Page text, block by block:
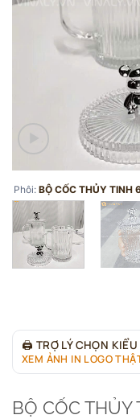
Phôi: BỘ CỐC THỦY TINH
🖨 TRỢ LÝ CHỌN KIỂU
XEM ẢNH IN LOGO
BỘ CỐC